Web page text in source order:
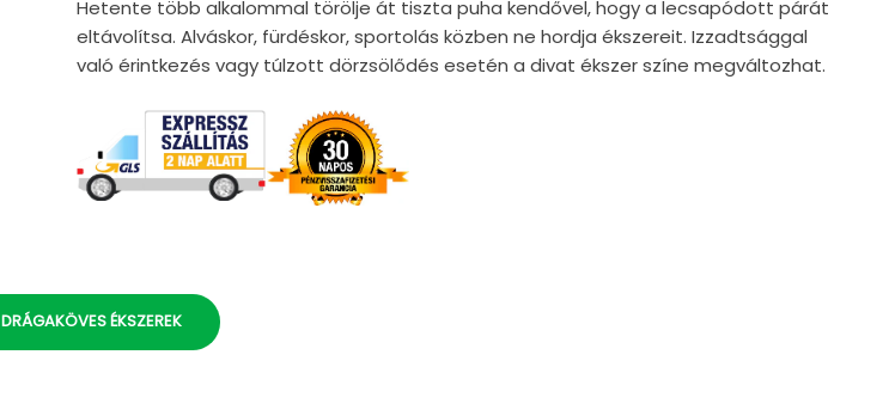
Hetente több alkalommal törölje át tiszta puha kendővel, hogy a lecsapódott párát
eltávolítsa. Alváskor, fürdéskor, sportolás közben ne hordja ékszereit. Izzadtsággal
való érintkezés vagy túlzott dörzsölődés esetén a divat ékszer színe megváltozhat.
DRÁGAKÖVES ÉKSZEREK